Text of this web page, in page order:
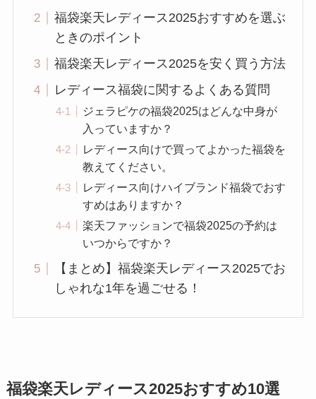
福袋楽天レディース2025おすすめを選ぶ
ときのポイント
福袋楽天レディース2025を安く買う方法
レディース福袋に関するよくある質問
ジェラピケの福袋2025はどんな中身が
入っていますか？
レディース向けで買ってよかった福袋を
教えてください。
レディース向けハイブランド福袋でおす
すめはありますか？
楽天ファッションで福袋2025の予約は
いつからですか？
【まとめ】福袋楽天レディース2025でお
しゃれな1年を過ごせる！
福袋楽天レディース2025おすすめ10選